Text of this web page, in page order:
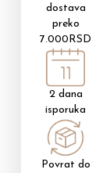
dostava
preko
7.000RSD
2 dana
isporuka
Povrat do